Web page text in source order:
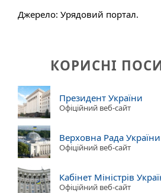
Джерело: Урядовий портал.
КОРИСНІ
Президент України
Офіційний веб-сайт
Верховна Рада України
Офіційний веб-сайт
Кабінет Міністрів
Офіційний веб-сайт